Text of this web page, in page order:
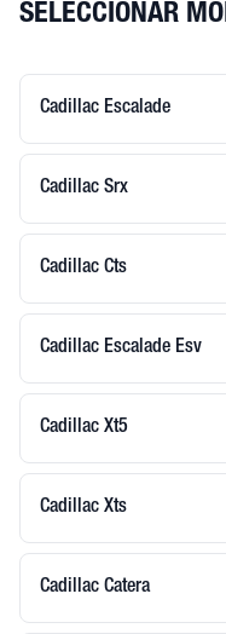
SELECCIONAR
Cadillac Escalade
Cadillac Srx
Cadillac Cts
Cadillac Escalade Esv
Cadillac Xt5
Cadillac Xts
Cadillac Catera